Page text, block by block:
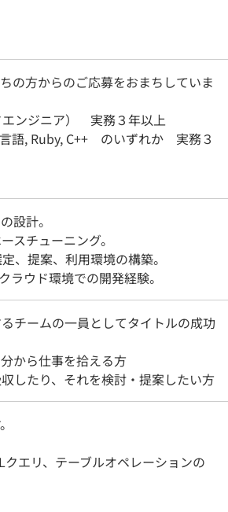
の方からのご応募をおまちしていま
エンジニア） 実務３年以上
言語, Ruby, C++ のいずれか 実務３
設計。
スチューニング。
、提案、利用環境の構築。
ラウド環境での開発経験。
チームの一員としてタイトルの成功
から仕事を拾える方
したり、それを検討・提案したい方
エリ、テーブルオペレーションの